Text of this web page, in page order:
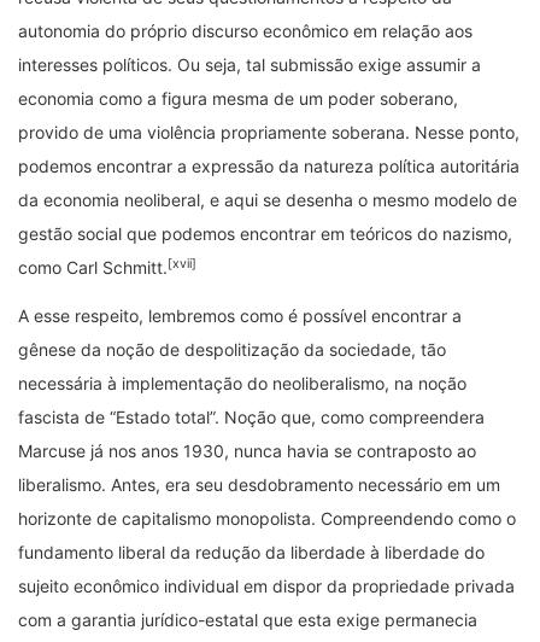
autonomia do próprio discurso econômico em relação aos
interesses políticos. Ou seja, tal submissão exige assumir a
economia como a figura mesma de um poder soberano,
provido de uma violência propriamente soberana. Nesse ponto,
podemos encontrar a expressão da natureza política autoritária
da economia neoliberal, e aqui se desenha o mesmo modelo de
gestão social que podemos encontrar em teóricos do nazismo,
como Carl Schmitt. [xvii]
A esse respeito, lembremos como é possível encontrar a
gênese da noção de despolitização da sociedade, tão
necessária à implementação do neoliberalismo, na noção
fascista de “Estado total”. Noção que, como compreendera
Marcuse já nos anos 1930, nunca havia se contraposto ao
liberalismo. Antes, era seu desdobramento necessário em um
horizonte de capitalismo monopolista. Compreendendo como o
fundamento liberal da redução da liberdade à liberdade do
sujeito econômico individual em dispor da propriedade privada
com a garantia jurídico-estatal que esta exige permanecia